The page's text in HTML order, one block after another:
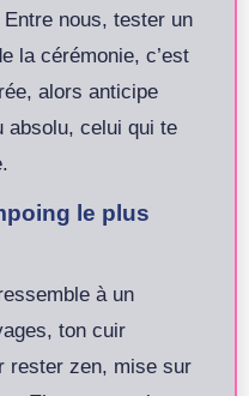
nous, tester un
la cérémonie, c’est
alors anticipe
absolu, celui qui te
le plus
à un
ton cuir
rester zen, mise sur